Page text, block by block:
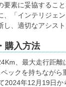
要素に妥協するこ
、「インテリジェ
、適切なアシスト
購入方法
、最大走行距
ックを持ちながら
2024年12月19日